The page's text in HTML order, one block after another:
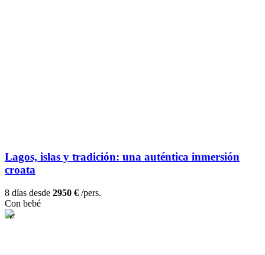
Lagos, islas y tradición: una auténtica inmersión
croata
8 días desde 2950 € /pers.
Con bebé